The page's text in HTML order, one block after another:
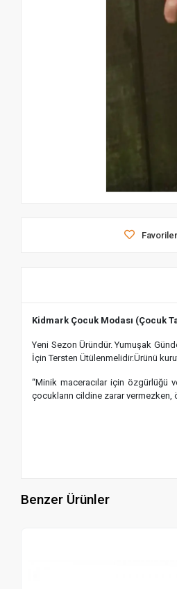
Kidmark Çocuk Modası (Çocuk
Yeni Sezon Üründür. Yumuşak
İçin Tersten Ütülenmelidir.Ürünü
“Minik maceracılar için özgürlüğü
çocukların cildine zarar
Benzer Ürünler